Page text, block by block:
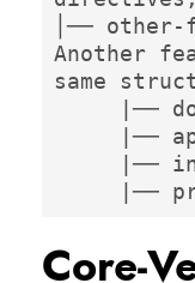
│──
Another
same
Core-